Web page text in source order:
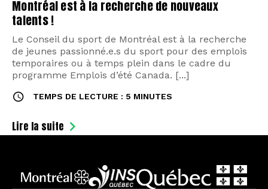
Montréal est à la recherche de nouveaux
talents !
Le Conseil du sport de Montréal est à la recherche
de jeunes passionné.e.s du sport pour des emplois
temporaires ou à temps plein dans le cadre du
programme Emplois d’été Canada. [...]
TEMPS DE LECTURE : 5 MINUTES
Lire la suite